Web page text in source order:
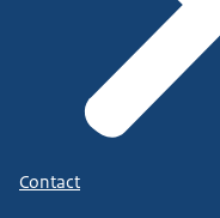
Contact